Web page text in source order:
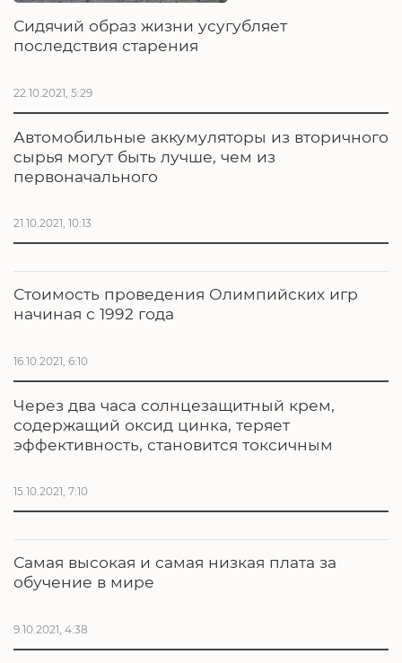
Сидячий образ жизни усугубляет
последствия старения
22.10.2021, 5:29
Автомобильные аккумуляторы из вторичного
сырья могут быть лучше, чем из
первоначального
21.10.2021, 10:13
Стоимость проведения Олимпийских игр
начиная с 1992 года
16.10.2021, 6:10
Через два часа солнцезащитный крем,
содержащий оксид цинка, теряет
эффективность, становится токсичным
15.10.2021, 7:10
Самая высокая и самая низкая плата за
обучение в мире
9.10.2021, 4:38